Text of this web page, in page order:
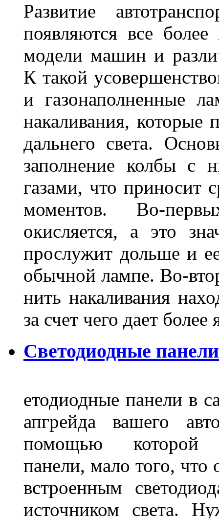
Развитие
появляются все
модели машин и
К такой
и газонаполненные
накаливания,
дальнего света.
заполнение колбы с
газами, что приносит
моментов. Во-
окисляется, а это
прослужит дольше и
обычной лампе. Во-
нить накаливания
за счет чего дает
Светодиодные
етодиодные панели в
апгрейда вашего
помощью
панели, мало того, что
встроенным
источником света.